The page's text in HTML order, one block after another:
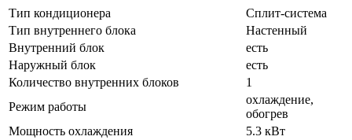
Тип кондиционера
Сплит-система
Тип внутреннего блока
Настенный
Внутренний блок
есть
Наружный блок
есть
Количество внутренних блоков
1
Режим работы
охлаждение,
обогрев
Мощность охлаждения
5.3 кВт